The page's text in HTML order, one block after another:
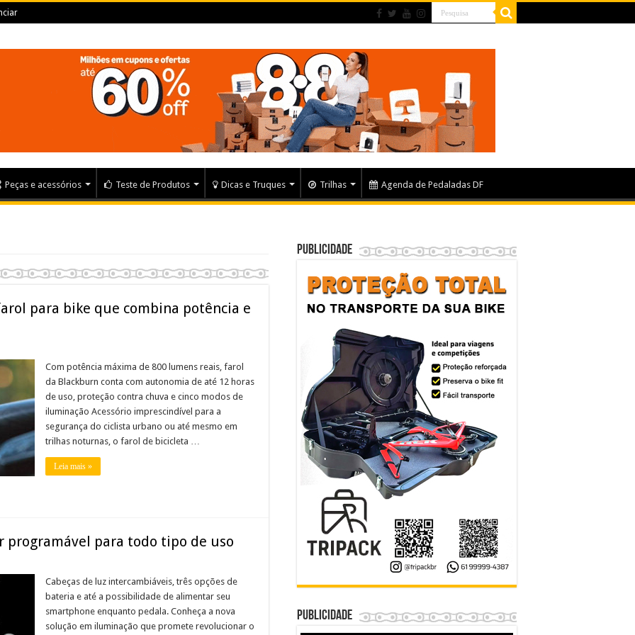
Peças e acessórios Teste de Produtos Dicas e Truques Trilhas Agenda de Pedaladas DF
para bike que combina potência e
Com potência máxima de 800 lumens reais, farol
da Blackburn conta com autonomia de até 12 horas
de uso, proteção contra chuva e cinco modos de
iluminação Acessório imprescindível para a
segurança do ciclista urbano ou até mesmo em
trilhas noturnas, o farol de bicicleta …
Leia mais »
programável para todo tipo de uso
Cabeças de luz intercambiáveis, três opções de
bateria e até a possibilidade de alimentar seu
smartphone enquanto pedala. Conheça a nova
solução em iluminação que promete revolucionar o
Publicidade
Publicidade